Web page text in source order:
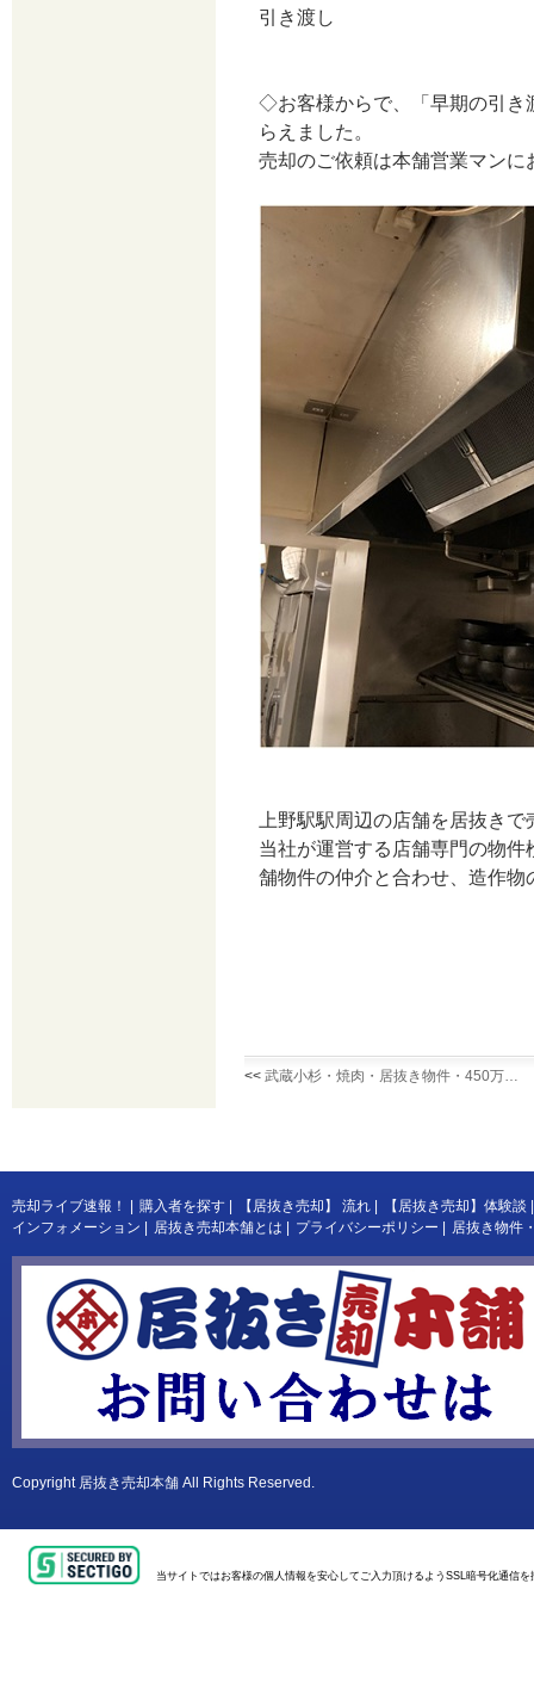
引き渡し
◇お客様からで、「早期の引き
らえました。
売却のご依頼は本舗営業マンに
上野駅駅周辺の店舗を居抜き
当社が運営する店舗専門の物
舗物件の仲介と合わせ、造作
<< 武蔵小杉・焼肉・居抜き物件・450万…
売却ライブ速報！ 購入者を探す 【居抜き売却】 流れ 【居抜き売却】体験談
インフォメーション
居抜き売却本舗とは プライバシーポリシー 居抜き物件
Copyright 居抜き売却本舗 All Rights Reserved.
当サイトではお客様の個人情報を安心してご入力頂けるようSSL暗号化通信